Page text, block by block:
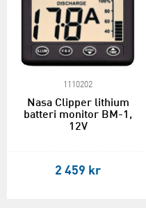
1110202
Nasa Clipper lithium
batteri monitor BM-1,
12V
2 459 kr